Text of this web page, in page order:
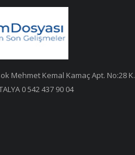
Mehmet Kemal Kamaç Apt. No:28 K.
0 542 437 90 04